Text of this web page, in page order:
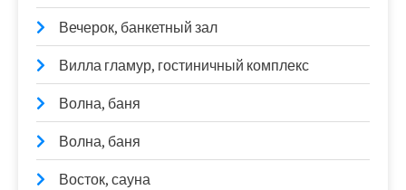
Вечерок, банкетный зал
Вилла гламур, гостиничный комплекс
Волна, баня
Волна, баня
Восток, сауна